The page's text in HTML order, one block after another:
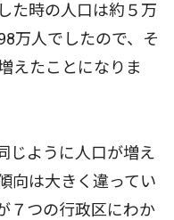
た時の人口は約５万
万人でしたので、そ
えたことになりま
じように人口が増え
向は大きく違ってい
７つの行政区にわか